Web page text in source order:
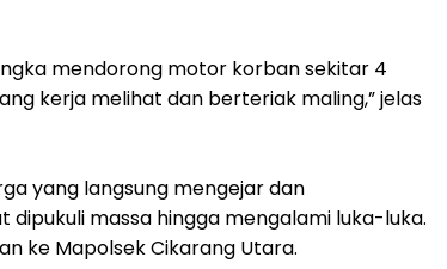
mendorong motor korban sekitar 4
kerja melihat dan berteriak maling,” jelas
yang langsung mengejar dan
dipukuli massa hingga mengalami luka-luka.
ke Mapolsek Cikarang Utara.